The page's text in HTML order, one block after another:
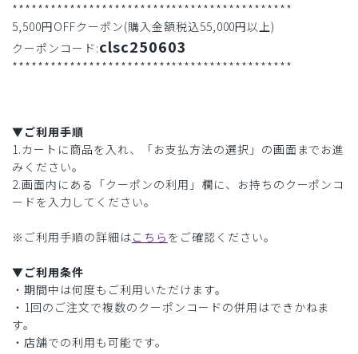
********************************************
5,500円OFFクーポン(購入金額税込55,000円以上)
クーポンコード:clsc250603
********************************************
▼ご利用手順
1.カートに商品を入れ、「お支払方法の選択」の画面までお進
みください。
2.画面内にある「クーポンの利用」欄に、お持ちのクーポンコ
ードを入力してください。
※ご利用手順の詳細はこちら をご確認ください。
▼ご利用条件
・期間中は何度もご利用いただけます。
・1回のご注文で複数のクーポンコードの併用はできかねま
す。
・店舗での利用も可能です。